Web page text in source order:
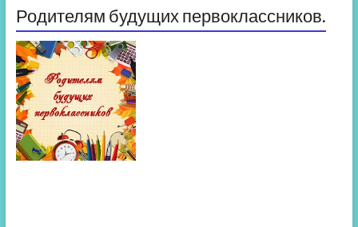
Родителям будущих первоклассников.